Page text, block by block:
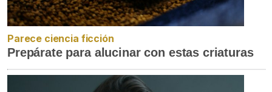
Parece ciencia ficción
Prepárate para alucinar con estas criaturas